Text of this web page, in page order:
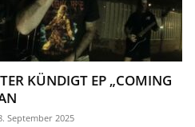
KÜNDIGT EP „COMING
September 2025